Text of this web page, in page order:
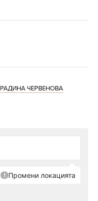
РАДИНА ЧЕРВЕНОВА